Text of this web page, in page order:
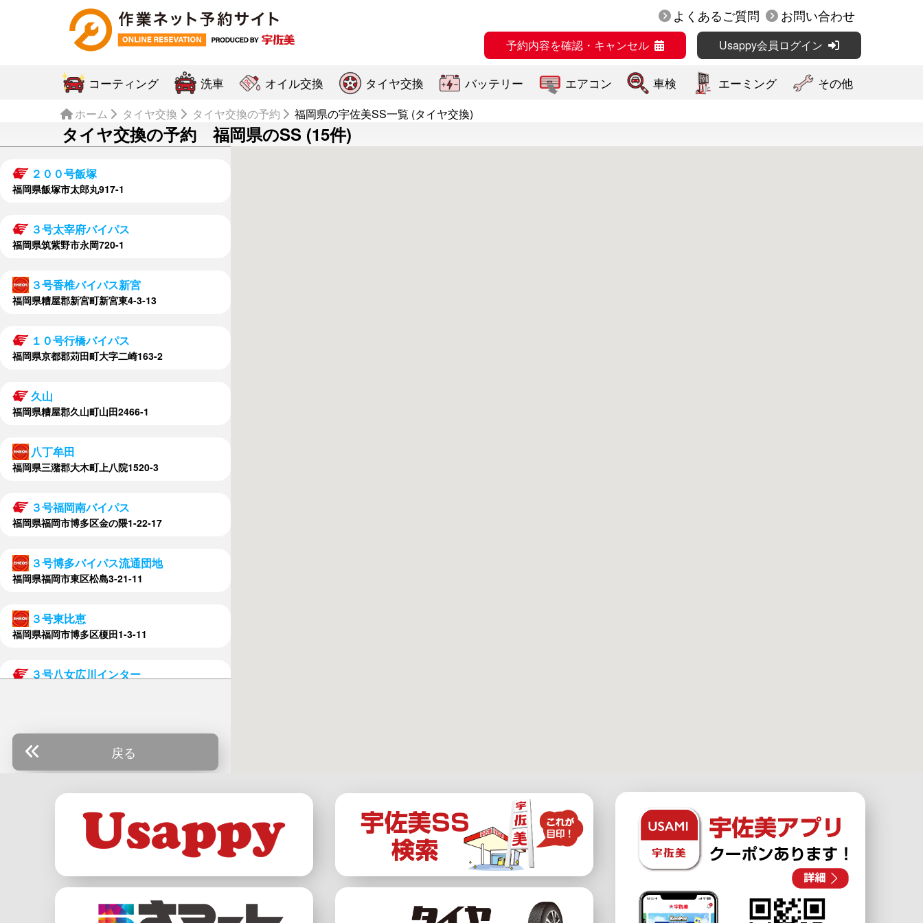
よくあるご質問 お問い合わせ
予約内容を確認・キャンセル Usappy会員ログイン
コーティング 洗車 オイル交換 タイヤ交換 バッテリー エアコン 車検 エーミング その他
ホーム タイヤ交換 タイヤ交換の予約 福岡県の宇佐美SS一覧 (タイヤ交換)
タイヤ交換の予約 福岡県のSS (15件)
２００号飯塚
福岡県飯塚市太郎丸917-1
３号太宰府バイパス
福岡県筑紫野市永岡720-1
３号香椎バイパス新宮
福岡県糟屋郡新宮町新宮東4-3-13
１０号行橋バイパス
福岡県京都郡苅田町大字二崎163-2
久山
福岡県糟屋郡久山町山田2466-1
八丁牟田
福岡県三潴郡大木町上八院1520-3
３号福岡南バイパス
福岡県福岡市博多区金の隈1-22-17
３号博多バイパス流通団地
福岡県福岡市東区松島3-21-11
３号東比恵
福岡県福岡市博多区榎田1-3-11
３号八女広川インター
３号第２新宮
福岡県糟屋郡新宮町三代796-5
福岡県京都郡苅田町幸町6-92
筑後小郡インター
福岡県小郡市吹上1014-3
戻る